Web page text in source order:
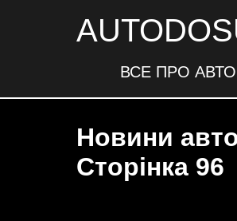
ВСЕ ПРО АВТО
Новини
Сторінка 96